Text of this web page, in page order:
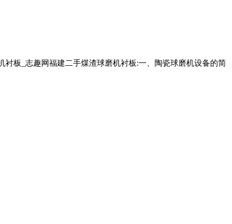
板_志趣网福建二手煤渣球磨机衬板:一、陶瓷球磨机设备的简